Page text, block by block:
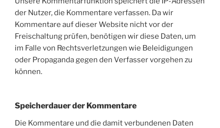
der Nutzer, die Kommentare verfassen. Da wir
Kommentare auf dieser Website nicht vor der
Freischaltung prüfen, benötigen wir diese Daten, um
im Falle von Rechtsverletzungen wie Beleidigungen
oder Propaganda gegen den Verfasser vorgehen zu
können.
Speicherdauer der Kommentare
Die Kommentare und die damit verbundenen Daten